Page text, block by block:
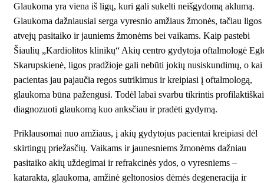
Glaukoma yra viena iš ligų, kuri gali sukelti neišgydomą aklumą.
Glaukoma dažniausiai serga vyresnio amžiaus žmonės, tačiau ligos
atvejų pasitaiko ir jauniems žmonėms bei vaikams. Kaip pastebi
Šiaulių „Kardiolitos klinikų“ Akių centro gydytoja oftalmologė
Skarupskienė, ligos pradžioje gali nebūti jokių nusiskundimų, o kai
pacientas jau pajaučia regos sutrikimus ir kreipiasi į oftalmologą,
glaukoma būna pažengusi. Todėl labai svarbu tikrintis
diagnozuoti glaukomą kuo anksčiau ir pradėti gydymą.
Priklausomai nuo amžiaus, į akių gydytojus pacientai kreipiasi dėl
skirtingų priežasčių. Vaikams ir jaunesniems žmonėms dažniau
pasitaiko akių uždegimai ir refrakcinės ydos, o vyresniems –
katarakta, glaukoma, amžinė geltonosios dėmės degeneracija ir